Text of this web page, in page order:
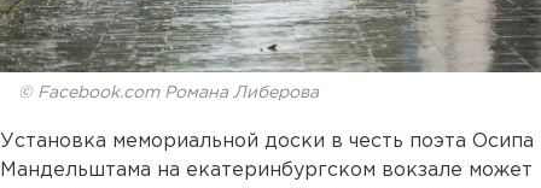
© Facebook.com Романа Либерова
Установка мемориальной доски в честь поэта Осипа
Мандельштама на екатеринбургском вокзале может